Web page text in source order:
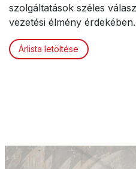
szolgáltatások széles
vezetési élmény érdekében.
Árlista letöltése